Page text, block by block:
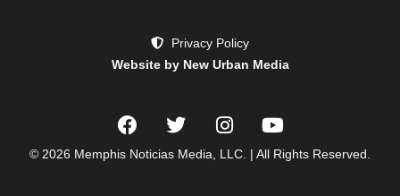
Privacy Policy
Website by New Urban Media
© 2026 Memphis Noticias Media, LLC. | All Rights Reserved.